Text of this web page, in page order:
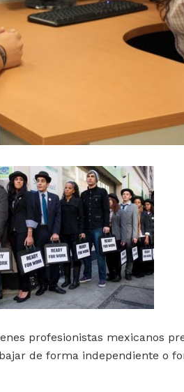
profesionistas mexicanos
de forma independiente o